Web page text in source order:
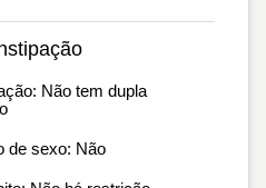
Não tem dupla
de sexo: Não